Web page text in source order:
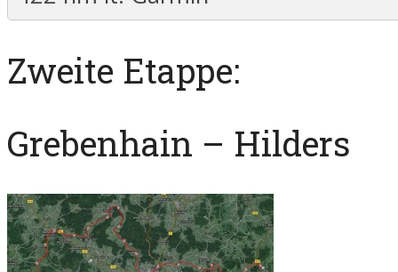
Zweite Etappe:
Grebenhain – Hilders